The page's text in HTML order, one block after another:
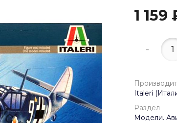
1 159
-
Italeri
Раздел
Модели.